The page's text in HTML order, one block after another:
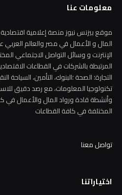
معلومات عنا
موقع بيزنس نيوز منصة إعلامية
المال و الأعمال في مصر والعالم العربي
الإنترنت و وسائل التواصل الاجتماعي
المرتبطة بالشركات في القطاعات
التجارة؛ الصحة ؛البنوك، التأمين، السياحة
تكنولوجيا المعلومات، مع رصد دقيق
وأنشطة قادة ورواد المال والأعمال في
المختلفة في كافة القطاعات
تواصل معنا
اختياراتنا